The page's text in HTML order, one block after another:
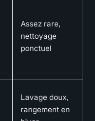
Assez rare,
nettoyage
ponctuel
Lavage doux,
rangement en